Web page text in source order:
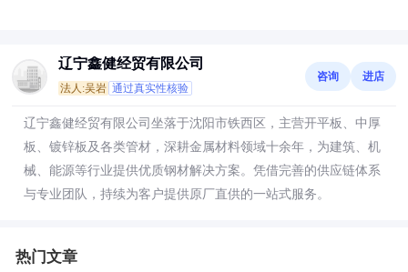
辽宁鑫健经贸有限公司
法人:吴岩 通过真实性核验
咨询 进店
辽宁鑫健经贸有限公司坐落于沈阳市铁西区，主营开平板、中厚
板、镀锌板及各类管材，深耕金属材料领域十余年，为建筑、机
械、能源等行业提供优质钢材解决方案。凭借完善的供应链体系
与专业团队，持续为客户提供原厂直供的一站式服务。
热门文章